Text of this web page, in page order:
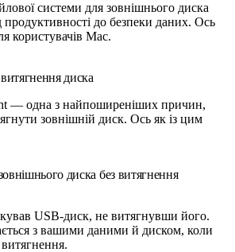
системи для зовнішнього диска
до безпеки даних. Ось
користувачів Mac.
диска
— одна з найпоширеніших причин,
зовнішній диск. Ось як із цим
диска без витягнення
USB-диск, не витягнувши його.
з вашими даними й диском, коли